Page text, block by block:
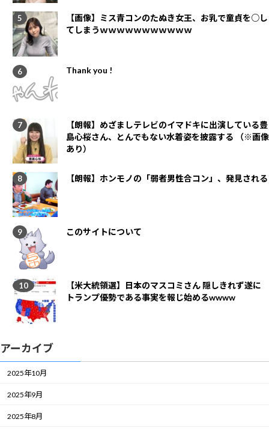
【画像】ミス青コンのたぬき女王、お乳で童貞を○し
てしまうｗｗｗｗｗｗｗｗｗｗｗ
Thank you !
【朗報】めざましテレビのイマドキに出演している豊
島心桜さん、とんでもない水着姿を披露する （※画像
あり）
【朗報】ホンモノの「弱者男性合コン」、発見される
このサイトについて
【米大統領選】日本のマスコミさん 隠しきれず遂に
トランプ優勢である事実を報じ始めるwwww
アーカイブ
2025年10月
2025年9月
2025年8月